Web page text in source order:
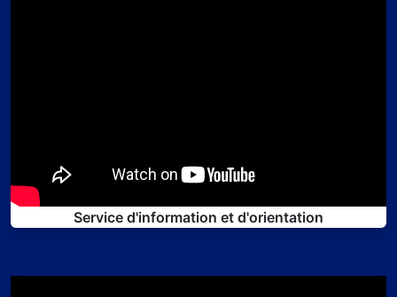
Service d'information et d'orientation